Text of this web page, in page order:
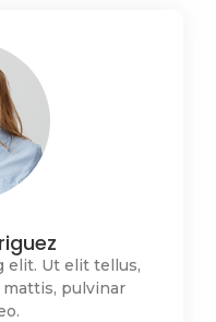
elit. Ut elit tellus,
pulvinar